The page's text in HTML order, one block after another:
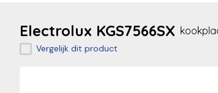
Electrolux KGS7566SX
Vergelijk dit product